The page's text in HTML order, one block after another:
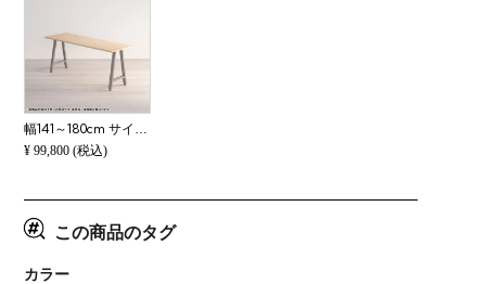
¥ 99,800 (税込)
この商品のタグ
カラー